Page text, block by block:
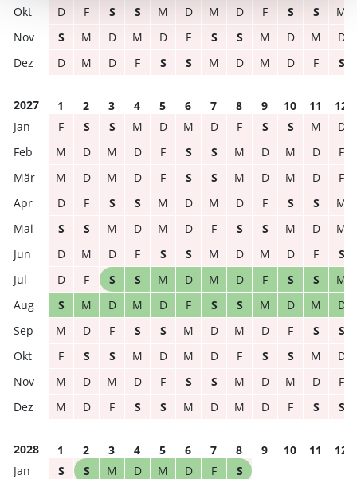
D
F S S M D M D F S S
M
S
M D M D F S S M D M
D
D
M D F S S M D M D F S
2027 1 2 3 4 5 6 7 8 9 10 11
12
F
S S M D M D F S S M
D
M
D M D F S S M D M D
F
M
D M D F S S M D M D
F
D
F S S M D M D F S S
M
S
S M D M D F S S M D
M
D
M D F S S M D M D F
S
D
F S S M D M D F S S
M
S
M D M D F S S M D M
D
M
D F S S M D M D F S
S
F
S S M D M D F S S M
D
M
D M D F S S M D M D
F
M
D F S S M D M D F S S
2028 1 2 3 4 5 6 7 8 9 10 11
12
S
S M D M D F S